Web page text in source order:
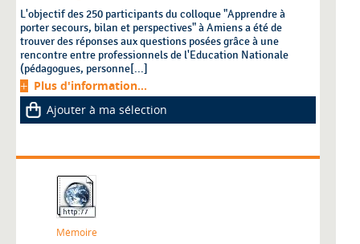
L'objectif des 250 participants du colloque "Apprendre à
porter secours, bilan et perspectives" à Amiens a été de
trouver des réponses aux questions posées grâce à une
rencontre entre professionnels de l'Education Nationale
(pédagogues, personne[...]
Plus d'information...
Ajouter à ma sélection
Mémoire